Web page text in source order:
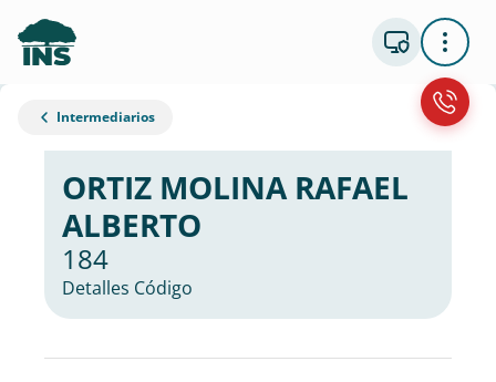
Intermediarios
ORTIZ MOLINA RAFAEL
ALBERTO
184
Detalles Código